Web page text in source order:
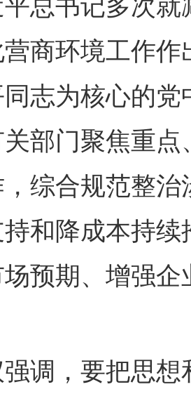
总书记多次
商环境工作
同志为核心的
部门聚焦重
综合规范整
和降成本持
预期、增强
，要把思想